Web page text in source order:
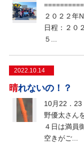
２０２２年
日程：２０
５...
2022.10.14
晴れないの！？
10月22．23
野優太さん
４日は満員
空きがご...